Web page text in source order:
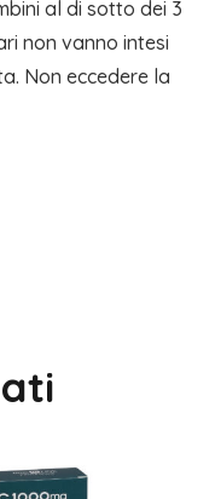
al di sotto dei 3
non vanno intesi
Non eccedere la